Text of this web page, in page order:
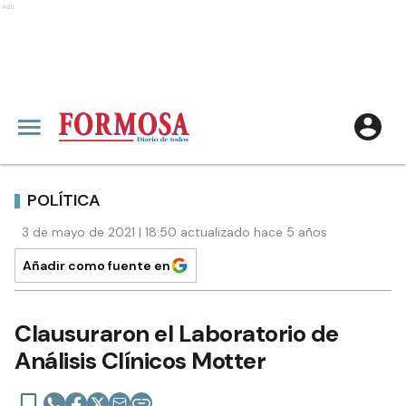
Ads
POLÍTICA
3 de mayo de 2021 | 18:50 actualizado hace 5 años
Añadir como fuente en
Clausuraron el Laboratorio de
Análisis Clínicos Motter